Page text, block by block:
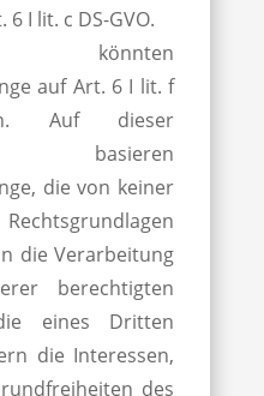
I lit. c DS-GVO.
auf Art. 6 I lit. f
Auf dieser
basieren
die von keiner
die Verarbeitung
berechtigten
eines Dritten
die Interessen,
des